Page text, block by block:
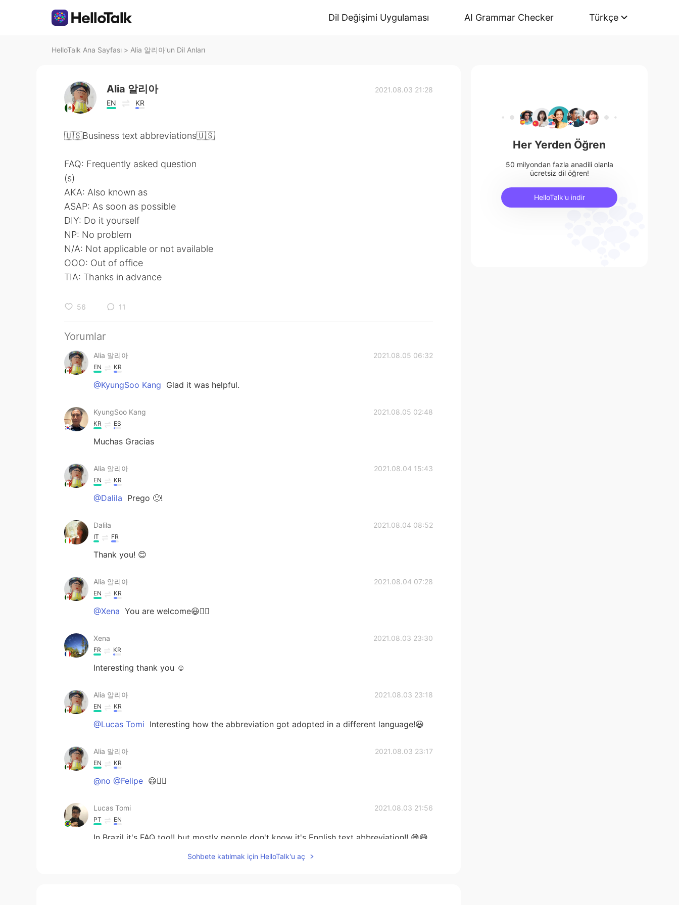
Dil Değişimi Uygulaması AI Grammar Checker Türkçe
HelloTalk Ana Sayfası > Alia 알리아'un Dil Anları
Alia 알리아
EN KR
2021.08.03 21:28
🇺🇸Business text abbreviations🇺🇸
FAQ: Frequently asked question
(s)
AKA: Also known as
ASAP: As soon as possible
DIY: Do it yourself
NP: No problem
N/A: Not applicable or not available
OOO: Out of office
TIA: Thanks in advance
56 11
Yorumlar
Alia 알리아 2021.08.05 06:32
EN KR
@KyungSoo Kang Glad it was helpful.
KyungSoo Kang 2021.08.05 02:48
KR ES
Muchas Gracias
Alia 알리아 2021.08.04 15:43
EN KR
@Dalila Prego 🙂!
Dalila 2021.08.04 08:52
IT FR
Thank you! 😊
Alia 알리아 2021.08.04 07:28
EN KR
@Xena You are welcome😃👍🏻
Xena 2021.08.03 23:30
FR KR
Interesting thank you ☺️
Alia 알리아 2021.08.03 23:18
EN KR
@Lucas Tomi Interesting how the abbreviation got adopted in a different language!😃
Alia 알리아 2021.08.03 23:17
EN KR
@no @Felipe 😃👍🏻
Lucas Tomi 2021.08.03 21:56
PT EN
In Brazil it's FAQ too!! but mostly people don't know it's English text abbreviation!! 😅😅
Sohbete katılmak için HelloTalk'u aç
Her Yerden Öğren
50 milyondan fazla anadili olanla
ücretsiz dil öğren!
HelloTalk'u indir